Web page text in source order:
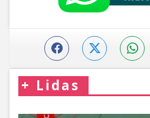
+ Lidas